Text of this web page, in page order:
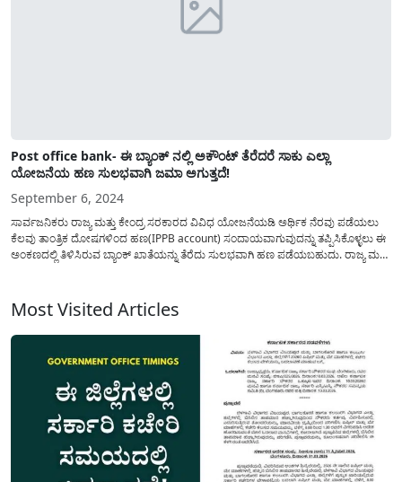
Post office bank- ಈ ಬ್ಯಾಂಕ್ ನಲ್ಲಿ ಅಕೌಂಟ್ ತೆರೆದರೆ ಸಾಕು ಎಲ್ಲಾ
ಯೋಜನೆಯ ಹಣ ಸುಲಭವಾಗಿ ಜಮಾ ಅಗುತ್ತದೆ!
September 6, 2024
ಸಾರ್ವಜನಿಕರು ರಾಜ್ಯ ಮತ್ತು ಕೇಂದ್ರ ಸರಕಾರದ ವಿವಿಧ ಯೋಜನೆಯಡಿ ಅರ್ಥಿಕ ನೆರವು ಪಡೆಯಲು
ಕೆಲವು ತಾಂತ್ರಿಕ ದೋಷಗಳಿಂದ ಹಣ(IPPB account) ಸಂದಾಯವಾಗುವುದನ್ನು ತಪ್ಪಿಸಿಕೊಳ್ಳಲು ಈ
ಅಂಕಣದಲ್ಲಿ ತಿಳಿಸಿರುವ ಬ್ಯಾಂಕ್ ಖಾತೆಯನ್ನು ತೆರೆದು ಸುಲಭವಾಗಿ ಹಣ ಪಡೆಯಬಹುದು. ರಾಜ್ಯ ಮತ್ತು
Most Visited Articles